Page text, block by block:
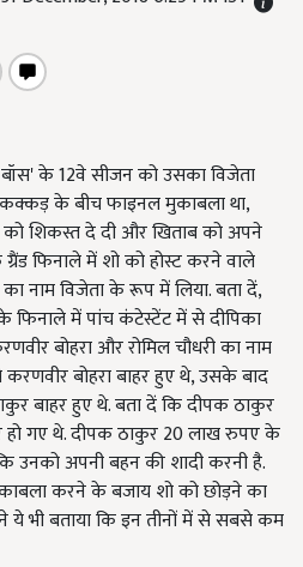
के 12वे सीजन को उसका विजेता
कक्कड़ के बीच फाइनल मुकाबला था,
शिकस्त दे दी और खिताब को अपने
फिनाले में शो को होस्ट करने वाले
नाम विजेता के रूप में लिया. बता दें,
फिनाले में पांच कंटेस्टेंट में से दीपिका
बोहरा और रोमिल चौधरी का नाम
बोहरा बाहर हुए थे, उसके बाद
बाहर हुए थे. बता दें कि दीपक ठाकुर
गए थे. दीपक ठाकुर 20 लाख रुपए के
अपनी बहन की शादी करनी है.
करने के बजाय शो को छोड़ने का
भी बताया कि इन तीनों में से सबसे कम